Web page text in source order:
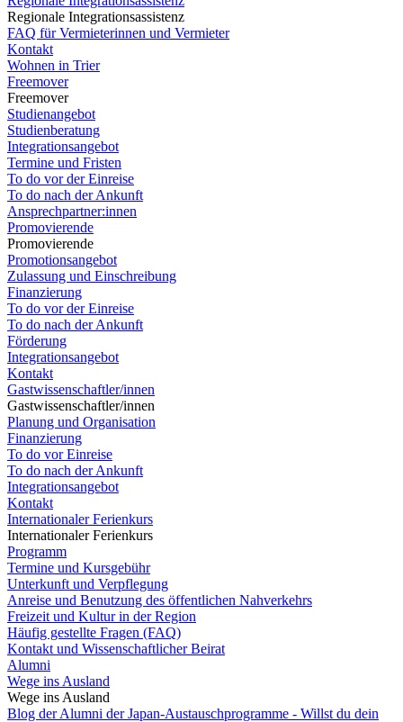
Regionale Integrationsassistenz
FAQ für Vermieterinnen und Vermieter
Kontakt
Wohnen in Trier
Freemover
Freemover
Studienangebot
Studienberatung
Integrationsangebot
Termine und Fristen
To do vor der Einreise
To do nach der Ankunft
Ansprechpartner:innen
Promovierende
Promovierende
Promotionsangebot
Zulassung und Einschreibung
Finanzierung
To do vor der Einreise
To do nach der Ankunft
Förderung
Integrationsangebot
Kontakt
Gastwissenschaftler/innen
Gastwissenschaftler/innen
Planung und Organisation
Finanzierung
To do vor Einreise
To do nach der Ankunft
Integrationsangebot
Kontakt
Internationaler Ferienkurs
Internationaler Ferienkurs
Programm
Termine und Kursgebühr
Unterkunft und Verpflegung
Anreise und Benutzung des öffentlichen Nahverkehrs
Freizeit und Kultur in der Region
Häufig gestellte Fragen (FAQ)
Kontakt und Wissenschaftlicher Beirat
Alumni
Wege ins Ausland
Wege ins Ausland
Blog der Alumni der Japan-Austauschprogramme - Willst du dein